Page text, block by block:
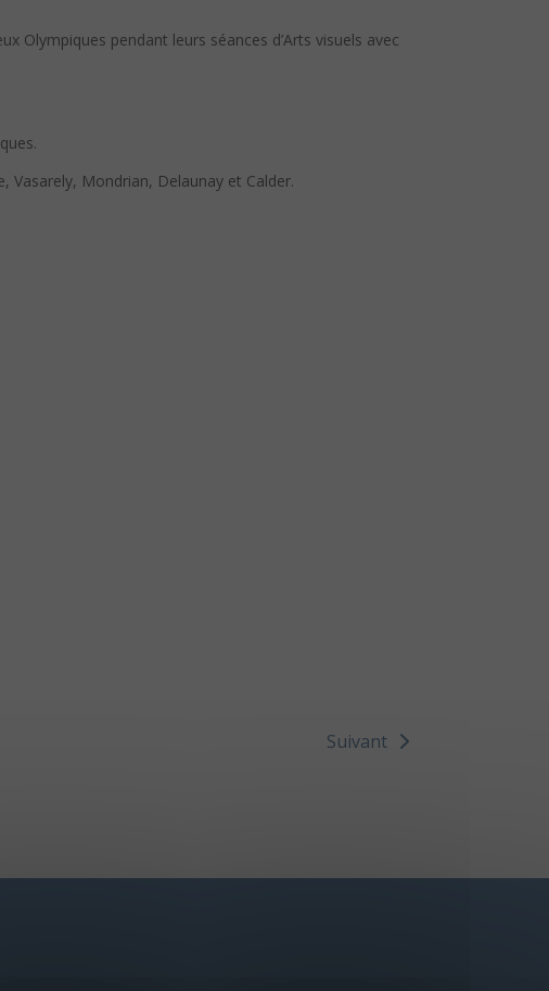
Olympiques pendant leurs séances d’Arts visuels avec
Vasarely, Mondrian, Delaunay et Calder.
Suivant